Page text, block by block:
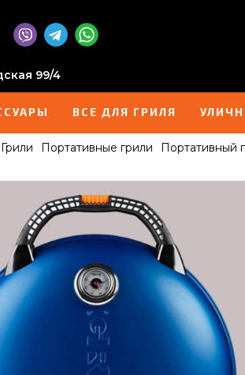
99/4
ВСЕ ДЛЯ ГРИЛЯ
Грили Портативные грили Портативный